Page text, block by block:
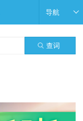
导航
查词